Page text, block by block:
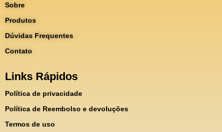
Sobre
Produtos
Dúvidas Frequentes
Contato
Links Rápidos
Política de privacidade
Política de Reembolso e devoluções
Termos de uso